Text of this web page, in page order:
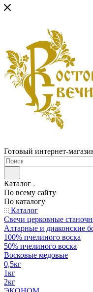
Готовый интернет-
Каталог
По всему сайту
По каталогу
Каталог
Свечи церковные
Алтарные и диаконские
100% пчелиного воска
50% пчелиного воска
Восковые медовые
0,5кг
1кг
2кг